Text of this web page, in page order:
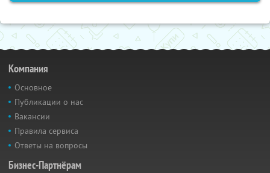
Компания
Основное
Публикации о нас
Вакансии
Правила сервиса
Ответы на вопросы
Бизнес-Партнёрам